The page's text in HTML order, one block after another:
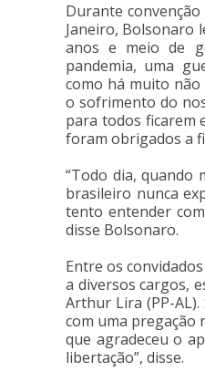
Durante
Janeiro, Bolsonaro
anos e meio de
pandemia, uma
como há muito não
o sofrimento do
para todos ficarem
foram obrigados a
“Todo dia, quando
brasileiro nunca
tento entender
disse Bolsonaro.
Entre os
a diversos cargos,
Arthur Lira (PP-
com uma pregação
que agradeceu o
libertação”, disse.